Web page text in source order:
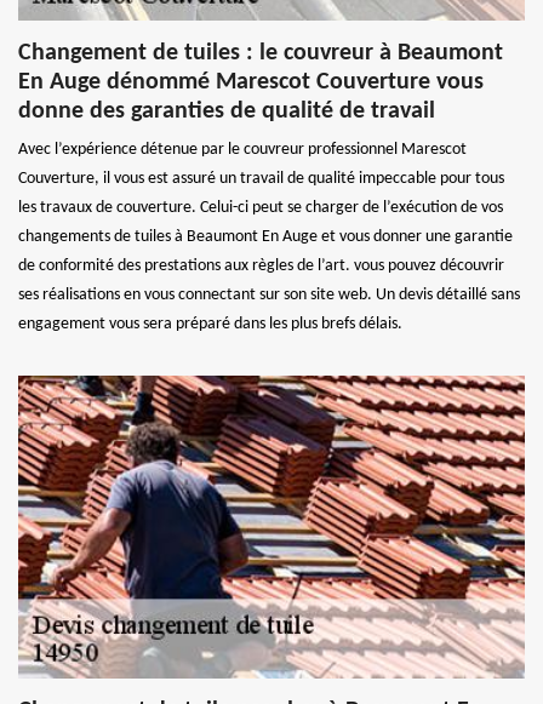
Changement de tuiles : le couvreur à Beaumont
En Auge dénommé Marescot Couverture vous
donne des garanties de qualité de travail
Avec l’expérience détenue par le couvreur professionnel Marescot
Couverture, il vous est assuré un travail de qualité impeccable pour tous
les travaux de couverture. Celui-ci peut se charger de l’exécution de vos
changements de tuiles à Beaumont En Auge et vous donner une garantie
de conformité des prestations aux règles de l’art. vous pouvez découvrir
ses réalisations en vous connectant sur son site web. Un devis détaillé sans
engagement vous sera préparé dans les plus brefs délais.